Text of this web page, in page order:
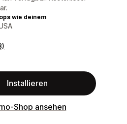
wie deinem
Installieren
Shop ansehen